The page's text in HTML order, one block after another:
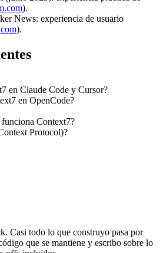
).
News: experiencia de usuario
).
en Claude Code y Cursor?
en OpenCode?
funciona Context7?
Protocol)?
. Casi todo lo que construyo pasa por
que se mantiene y escribo sobre lo